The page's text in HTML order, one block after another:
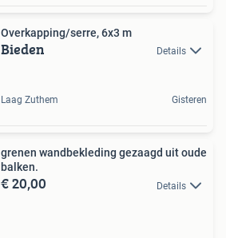
Overkapping/serre, 6x3 m
Bieden Details
Laag Zuthem Gisteren
grenen wandbekleding gezaagd uit oude
balken.
€ 20,00 Details